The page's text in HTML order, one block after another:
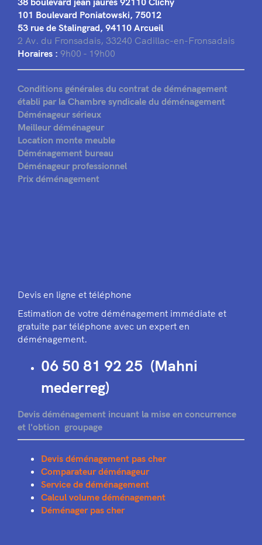
101 Boulevard Poniatowski, 75012
53 rue de Stalingrad, 94110 Arcueil
2 Av. du Fronsadais, 33240 Cadillac-en-Fronsadais
Horaires : 9h00 - 19h00
Conditions générales du contrat de déménagement
établi par la Chambre syndicale du déménagement
Déménageur sérieux
Meilleur déménageur
Location monte meuble
Déménagement bureau
Déménageur professionnel
Prix déménagement
Devis en ligne et téléphone
Estimation de votre déménagement immédiate et
gratuite par téléphone avec un expert en
déménagement.
06 50 81 92 25 (Mahni
mederreg)
Devis déménagement incuant la mise en concurrence
et l'obtion groupage
Devis déménagement pas cher
Comparateur déménageur
Service de déménagement
Calcul volume déménagement
Déménager pas cher